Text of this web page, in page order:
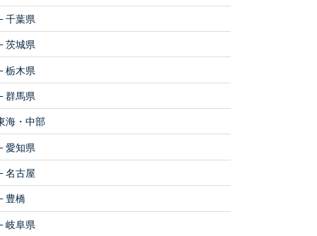
千葉県
茨城県
栃木県
群馬県
海・中部
愛知県
名古屋
豊橋
岐阜県